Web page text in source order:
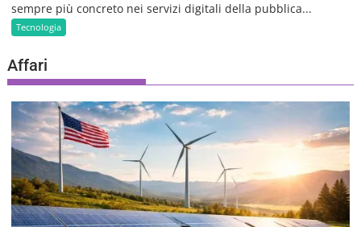
sempre più concreto nei servizi digitali della pubblica...
Tecnologia
Affari